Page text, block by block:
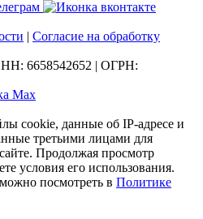
| Согласие на обработку
6658542652 | ОГРН:
cookie, данные об IP-адресе и
третьими лицами для
Продолжая просмотр
условия его использования.
посмотреть в Политике